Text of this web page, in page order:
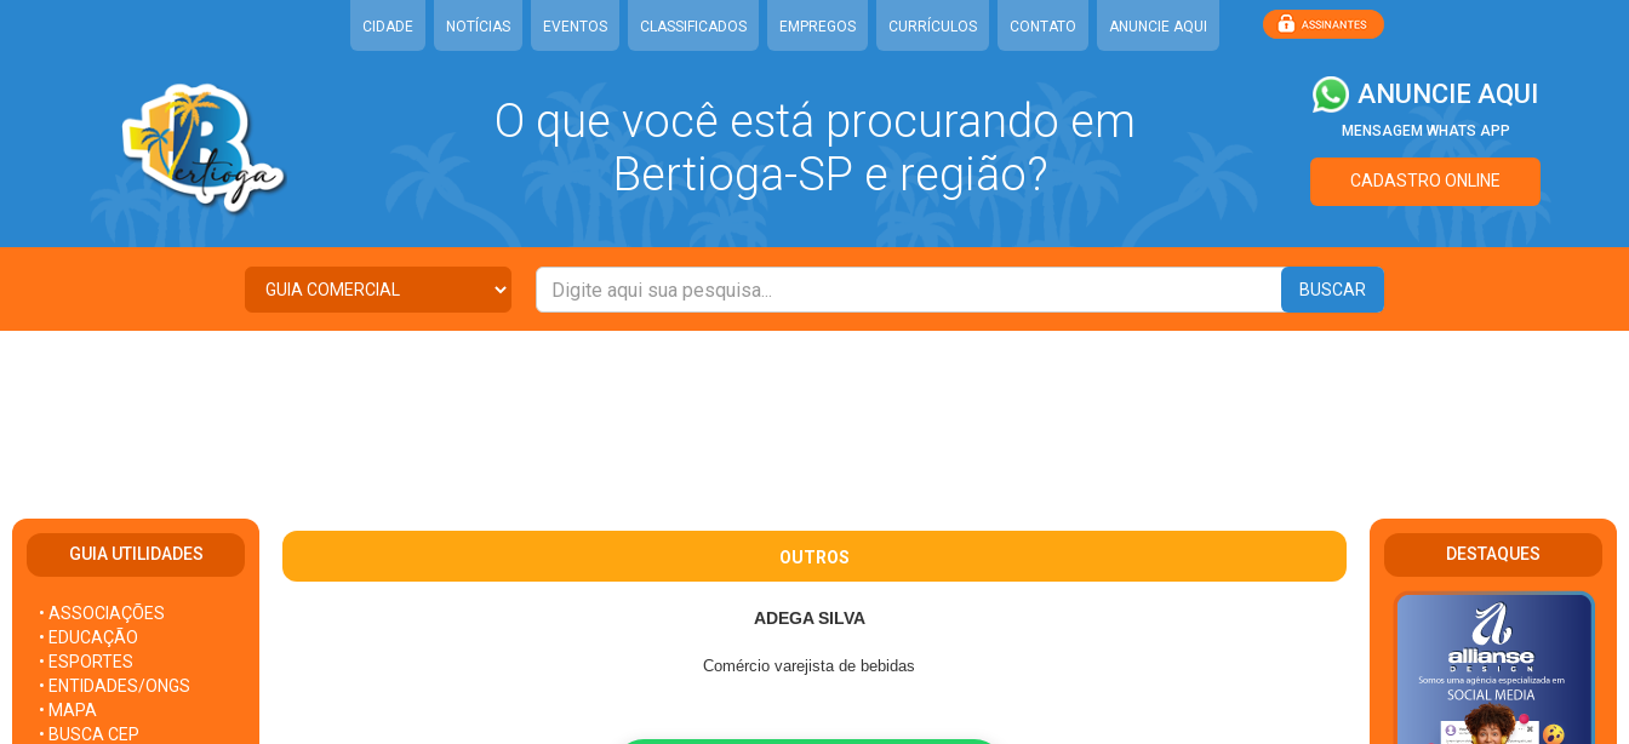
CIDADE NOTÍCIAS EVENTOS CLASSIFICADOS EMPREGOS CURRÍCULOS CONTATO ANUNCIE AQUI
O que você está procurando em
Bertioga-SP e região?
ANUNCIE AQUI
MENSAGEM WHATS APP
CADASTRO ONLINE
GUIA UTILIDADES
• ASSOCIAÇÕES
• EDUCAÇÃO
• ESPORTES
• ENTIDADES/ONGS
• MAPA
• BUSCA CEP
OUTROS
ADEGA SILVA
Comércio varejista de bebidas
DESTAQUES